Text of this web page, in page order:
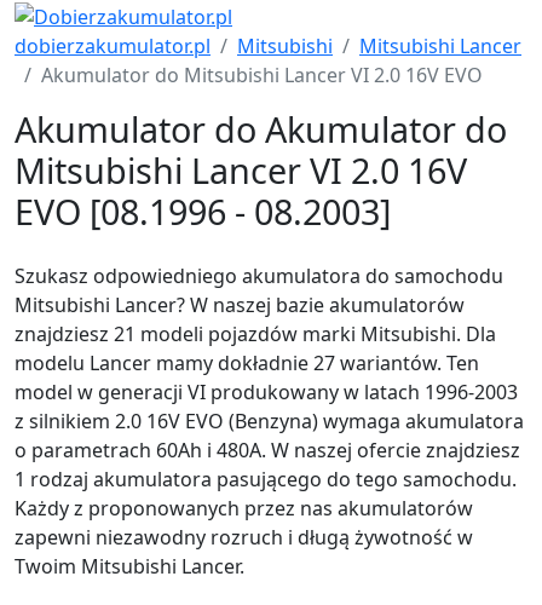
dobierzakumulator.pl Mitsubishi
Mitsubishi Lancer
Akumulator do Mitsubishi Lancer VI 2.0 16V EVO
Akumulator do Akumulator do
Mitsubishi Lancer VI 2.0 16V
EVO [08.1996 - 08.2003]
Szukasz odpowiedniego akumulatora do samochodu
Mitsubishi Lancer? W naszej bazie akumulatorów
znajdziesz 21 modeli pojazdów marki Mitsubishi. Dla
modelu Lancer mamy dokładnie 27 wariantów. Ten
model w generacji VI produkowany w latach 1996-2003
z silnikiem 2.0 16V EVO (Benzyna) wymaga akumulatora
o parametrach 60Ah i 480A. W naszej ofercie znajdziesz
1 rodzaj akumulatora pasującego do tego samochodu.
Każdy z proponowanych przez nas akumulatorów
zapewni niezawodny rozruch i długą żywotność w
Twoim Mitsubishi Lancer.